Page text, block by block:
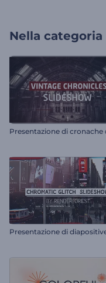
Nella categoria